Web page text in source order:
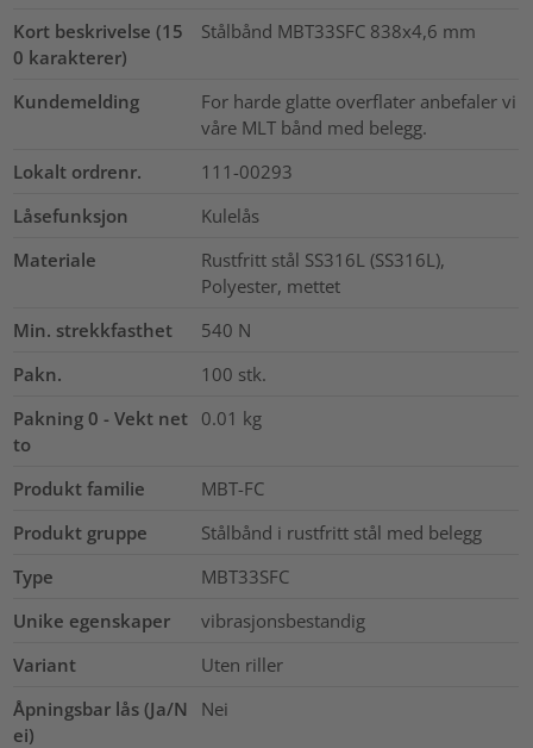
Kort beskrivelse (15
0 karakterer)
Stålbånd MBT33SFC 838x4,6 mm
Kundemelding
For harde glatte overflater anbefaler vi
våre MLT bånd med belegg.
Lokalt ordrenr.
111-00293
Låsefunksjon
Kulelås
Materiale
Rustfritt stål SS316L (SS316L),
Polyester, mettet
Min. strekkfasthet
540 N
Pakn.
100 stk.
Pakning 0 - Vekt net
to
0.01 kg
Produkt familie
MBT-FC
Produkt gruppe
Stålbånd i rustfritt stål med belegg
Type
MBT33SFC
Unike egenskaper
vibrasjonsbestandig
Variant
Uten riller
Åpningsbar lås (Ja/N
ei)
Nei